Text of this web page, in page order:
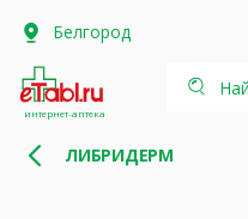
Белгород
интернет-аптека
ЛИБРИДЕРМ